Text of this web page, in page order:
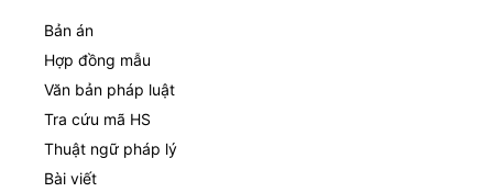
Bản án
Hợp đồng mẫu
Văn bản pháp luật
Tra cứu mã HS
Thuật ngữ pháp lý
Bài viết